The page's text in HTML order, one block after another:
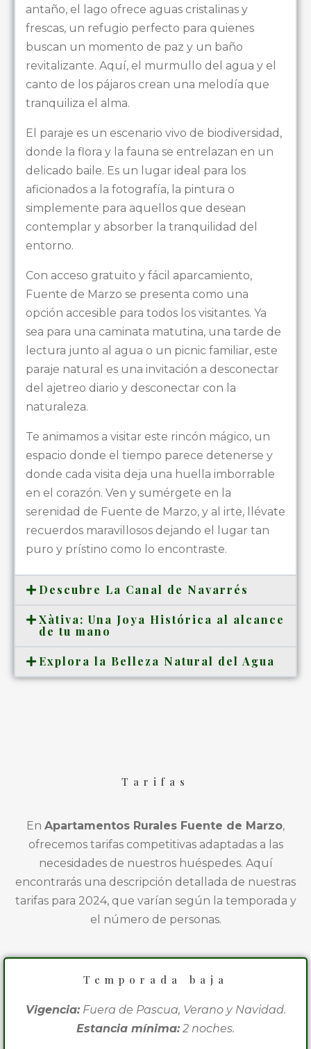
antaño, el lago ofrece aguas cristalinas y
frescas, un refugio perfecto para quienes
buscan un momento de paz y un baño
revitalizante. Aquí, el murmullo del agua y el
canto de los pájaros crean una melodía que
tranquiliza el alma.
El paraje es un escenario vivo de biodiversidad,
donde la flora y la fauna se entrelazan en un
delicado baile. Es un lugar ideal para los
aficionados a la fotografía, la pintura o
simplemente para aquellos que desean
contemplar y absorber la tranquilidad del
entorno.
Con acceso gratuito y fácil aparcamiento,
Fuente de Marzo se presenta como una
opción accesible para todos los visitantes. Ya
sea para una caminata matutina, una tarde de
lectura junto al agua o un picnic familiar, este
paraje natural es una invitación a desconectar
del ajetreo diario y desconectar con la
naturaleza.
Te animamos a visitar este rincón mágico, un
espacio donde el tiempo parece detenerse y
donde cada visita deja una huella imborrable
en el corazón. Ven y sumérgete en la
serenidad de Fuente de Marzo, y al irte, llévate
recuerdos maravillosos dejando el lugar tan
puro y prístino como lo encontraste.
Descubre La Canal de Navarrés
Xàtiva: Una Joya Histórica al alcance
de tu mano
Explora la Belleza Natural del Agua
Tarifas
En Apartamentos Rurales Fuente de Marzo,
ofrecemos tarifas competitivas adaptadas a las
necesidades de nuestros huéspedes. Aquí
encontrarás una descripción detallada de nuestras
tarifas para 2024, que varían según la temporada y
el número de personas.
Temporada baja
Vigencia:Fuera de Pascua, Verano y Navidad.
Estancia mínima:2 noches.